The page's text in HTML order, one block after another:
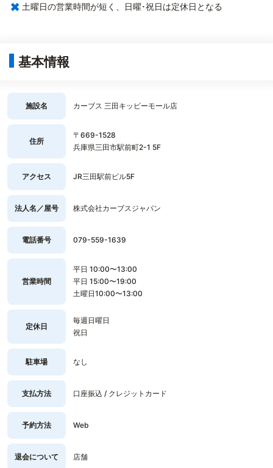
× 土曜日の営業時間が短く、日曜･祝日は定休日となる
基本情報
施設名 カーブス 三田キッピーモール店
住所
〒669-1528
兵庫県三田市駅前町2-1 5F
アクセス JR三田駅前ビル5F
法人名／屋号 株式会社カーブスジャパン
電話番号 079-559-1639
営業時間
平日 10:00〜13:00
平日 15:00〜19:00
土曜日10:00〜13:00
定休日
毎週日曜日
祝日
駐車場 なし
支払方法 口座振込 / クレジットカード
予約方法 Web
退会について 店舗